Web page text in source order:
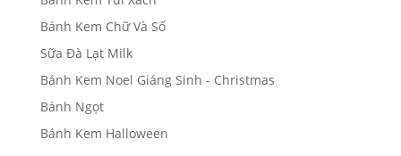
Bánh Kem Chữ Và Số
Sữa Đà Lạt Milk
Bánh Kem Noel Giáng Sinh - Christmas
Bánh Ngọt
Bánh Kem Halloween